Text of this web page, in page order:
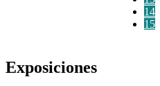
14
15
Exposiciones